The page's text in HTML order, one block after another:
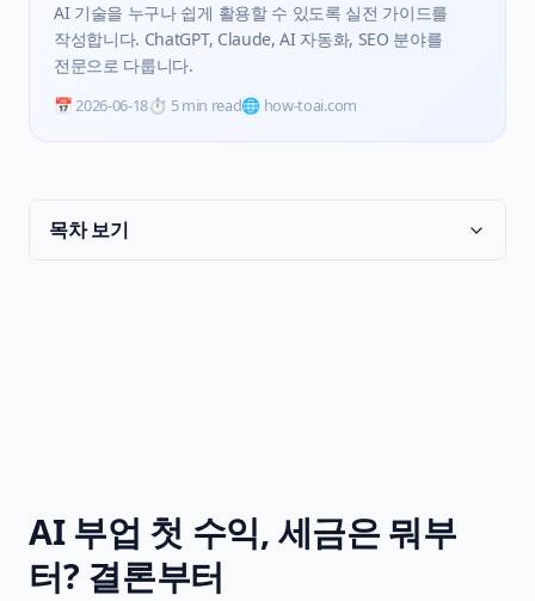
AI 기술을 누구나 쉽게 활용할 수 있도록 실전 가이드를
작성합니다. ChatGPT, Claude, AI 자동화, SEO 분야를
전문으로 다룹니다.
📅2026-06-18⏱️ 5 min read🌐 how-toai.com
목차 보기
AI 부업 첫 수익, 세금은 뭐부
터? 결론부터